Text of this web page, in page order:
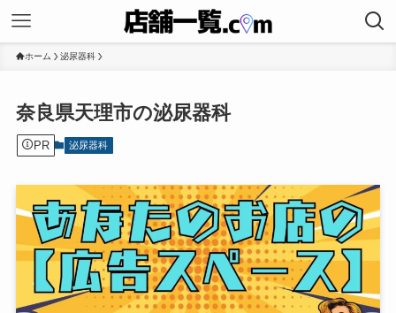
ホーム 泌尿器科
奈良県天理市の泌尿器科
PR 泌尿器科